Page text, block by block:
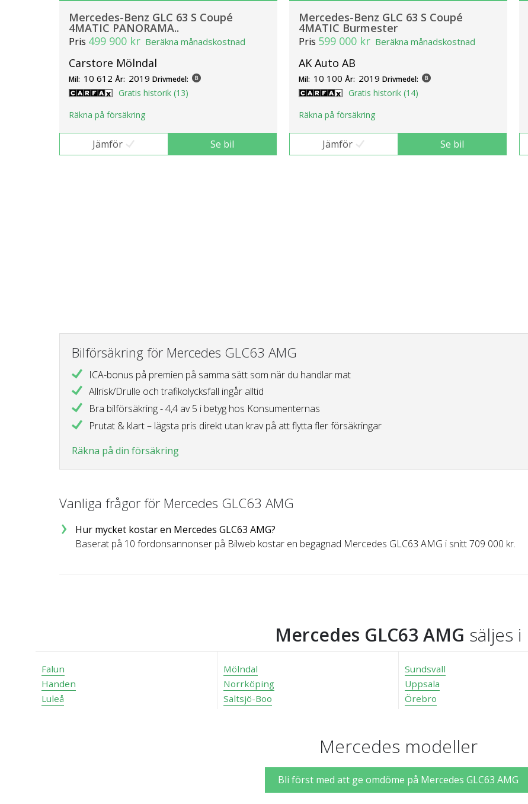
Mercedes-Benz GLC 63 S Coupé
4MATIC PANORAMA..
Pris 499 900 kr Beräkna månadskostnad
Carstore Mölndal
Mil: 10 612 År: 2019 Drivmedel:
Gratis historik (13)
Räkna på försäkring
Jämför Se bil
Mercedes-Benz GLC 63 S Coupé
4MATIC Burmester
Pris 599 000 kr Beräkna månadskostnad
AK Auto AB
Mil: 10 100 År: 2019 Drivmedel:
Gratis historik (14)
Räkna på försäkring
Jämför Se bil
Bilförsäkring för Mercedes GLC63 AMG
ICA-bonus på premien på samma sätt som när du handlar mat
Allrisk/Drulle och trafikolycksfall ingår alltid
Bra bilförsäkring - 4,4 av 5 i betyg hos Konsumenternas
Prutat & klart – lägsta pris direkt utan krav på att flytta fler försäkringar
Räkna på din försäkring
Vanliga frågor för Mercedes GLC63 AMG
Hur mycket kostar en Mercedes GLC63 AMG?
Baserat på 10 fordonsannonser på Bilweb kostar en begagnad Mercedes GLC63 AMG i snitt 709 000 kr.
Mercedes GLC63 AMG säljes i
Falun
Handen
Luleå
Mölndal
Norrköping
Saltsjö-Boo
Sundsvall
Uppsala
Örebro
Mercedes modeller
Bli först med att ge omdöme på Mercedes GLC63 AMG